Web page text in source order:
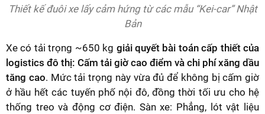
Thiết kế đuôi xe lấy cảm hứng từ các mẫu “Kei-car” Nhật
Bản
Xe có tải trọng ~650 kg giải quyết bài toán cấp thiết của
logistics đô thị: Cấm tải giờ cao điểm và chi phí xăng dầu
tăng cao. Mức tải trọng này vừa đủ để không bị cấm giờ
ở hầu hết các tuyến phố nội đô, đồng thời tối ưu cho hệ
thống treo và động cơ điện. Sàn xe: Phẳng, lót vật liệu